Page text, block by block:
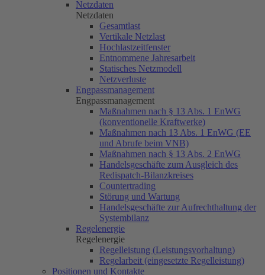
Netzdaten
Netzdaten
Gesamtlast
Vertikale Netzlast
Hochlastzeitfenster
Entnommene Jahresarbeit
Statisches Netzmodell
Netzverluste
Engpassmanagement
Engpassmanagement
Maßnahmen nach § 13 Abs. 1 EnWG
(konventionelle Kraftwerke)
Maßnahmen nach 13 Abs. 1 EnWG (EE
und Abrufe beim VNB)
Maßnahmen nach § 13 Abs. 2 EnWG
Handelsgeschäfte zum Ausgleich des
Redispatch-Bilanzkreises
Countertrading
Störung und Wartung
Handelsgeschäfte zur Aufrechthaltung der
Systembilanz
Regelenergie
Regelenergie
Regelleistung (Leistungsvorhaltung)
Regelarbeit (eingesetzte Regelleistung)
Positionen und Kontakte